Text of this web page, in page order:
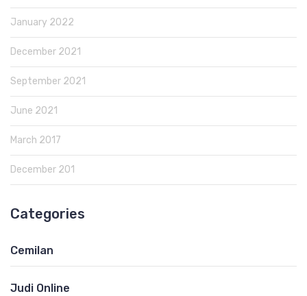
January 2022
December 2021
September 2021
June 2021
March 2017
December 201
Categories
Cemilan
Judi Online